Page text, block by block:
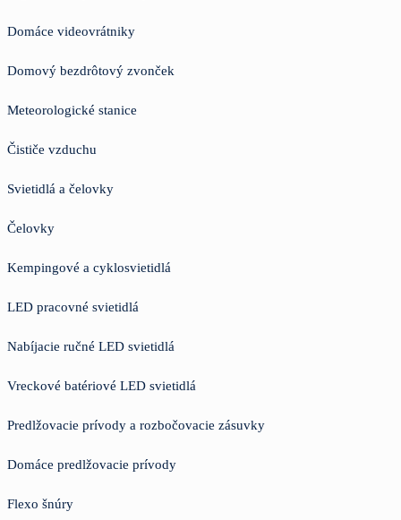
Domáce videovrátniky
Domový bezdrôtový zvonček
Meteorologické stanice
Čističe vzduchu
Svietidlá a čelovky
Čelovky
Kempingové a cyklosvietidlá
LED pracovné svietidlá
Nabíjacie ručné LED svietidlá
Vreckové batériové LED svietidlá
Predlžovacie prívody a rozbočovacie zásuvky
Domáce predlžovacie prívody
Flexo šnúry